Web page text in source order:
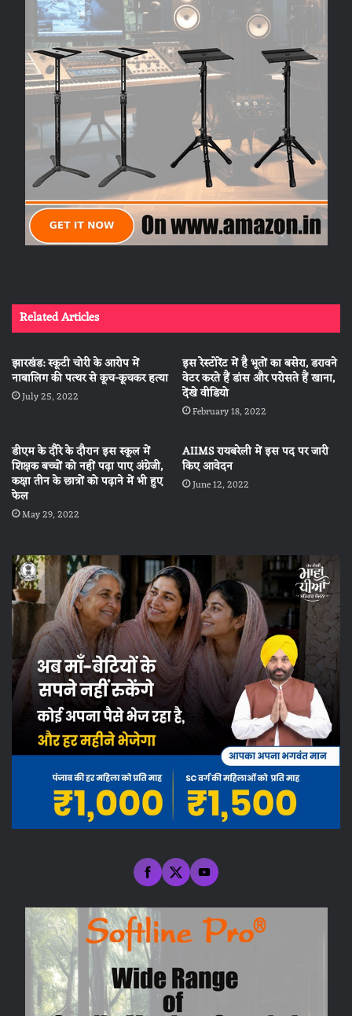
Related Articles
झारखंड: स्कूटी चोरी के आरोप में
नाबालिग की पत्थर से कूच-कूचकर हत्या
July 25, 2022
इस रेस्टोरेंट में है भूतों का बसेरा, डरावने
वेटर करते हैं डांस और परोसते हैं खाना,
देंखे वीडियो
February 18, 2022
डीएम के दौरे के दौरान इस स्कूल में
शिक्षक बच्चों को नहीं पढ़ा पाए अंग्रेजी,
कक्षा तीन के छात्रों को पढ़ाने में भी हुए
फेल
May 29, 2022
AIIMS रायबरेली में इस पद पर जारी
किए आवेदन
June 12, 2022